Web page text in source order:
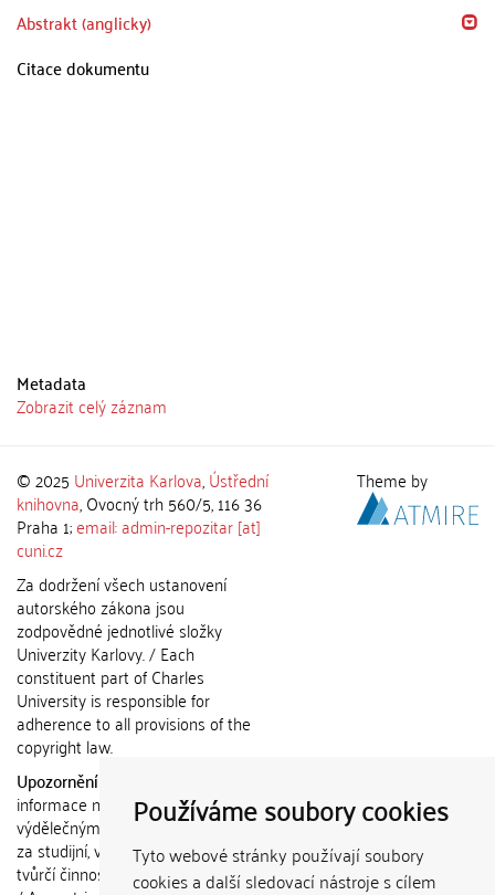
Používáme soubory cookies
Tyto webové stránky používají soubory
cookies a další sledovací nástroje s cílem
Abstrakt (anglicky)
Citace dokumentu
Metadata
Zobrazit celý záznam
© 2025 Univerzita Karlova,Ústřední
knihovna, Ovocný trh 560/5, 116 36
Praha 1;email: admin-repozitar [at]
cuni.cz
Za dodržení všech ustanovení
autorského zákona jsou
zodpovědné jednotlivé složky
Univerzity Karlovy. / Each
constituent part of Charles
University is responsible for
adherence to all provisions of the
copyright law.
Upozornění / Notice:
informace nemohou být použity k
výdělečným účelům nebo vydávány
za studijní, vědeckou nebo jinou
tvůrčí činnost jiné osoby než autora.
Theme by